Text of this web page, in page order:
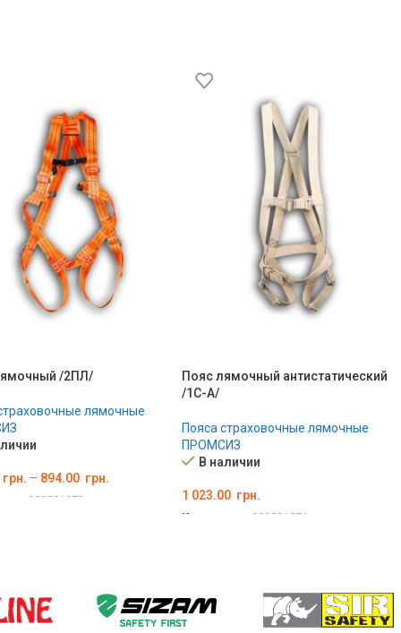
/2ПЛ/
лямочные
грн. – 894.00 грн.
000001072
Пояс лямочный антистатический
/1С-А/
Пояса страховочные лямочные
ПРОМСИЗ
В наличии
1 023.00 грн.
Код товара: 000001071